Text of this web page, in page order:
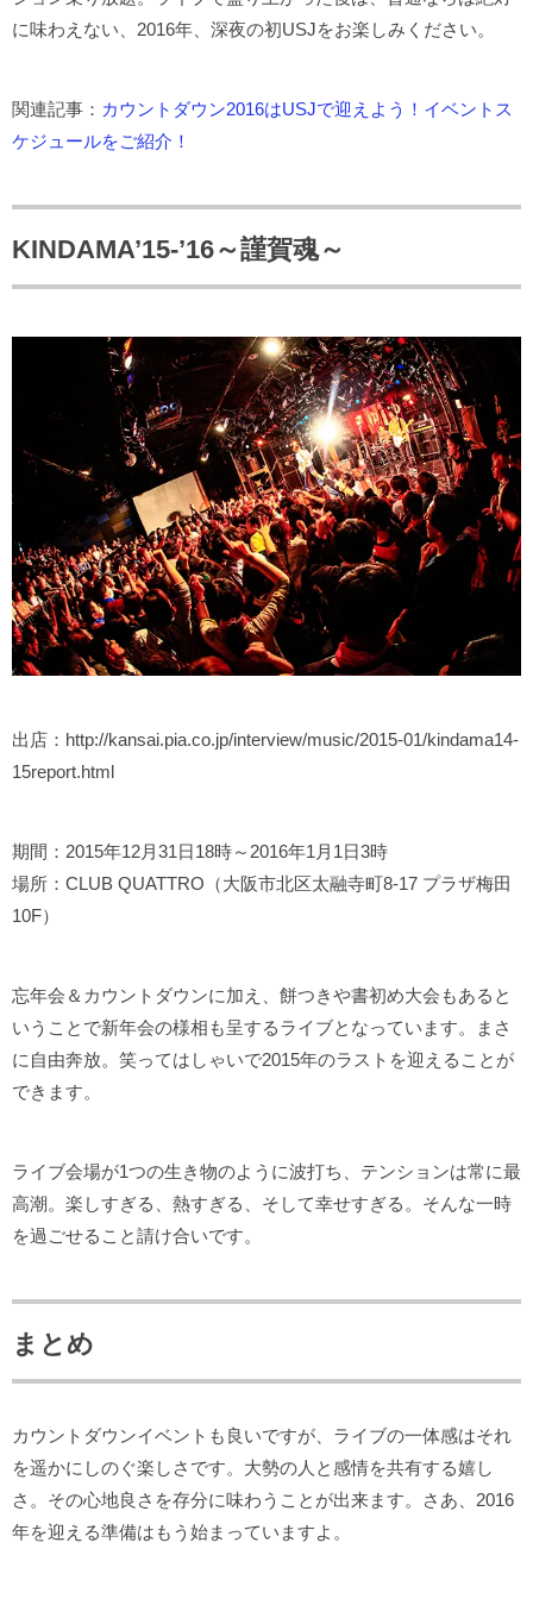
に味わえない、2016年、深夜の初USJをお楽しみください。
関連記事： カウントダウン2016はUSJで迎えよう！イベントス
ケジュールをご紹介！
KINDAMA’15-’16～謹賀魂～
出店：http://kansai.pia.co.jp/interview/music/2015-01/kindama14-
15report.html
期間：2015年12月31日18時～2016年1月1日3時
場所：CLUB QUATTRO（大阪市北区太融寺町8-17 プラザ梅田
10F）
忘年会＆カウントダウンに加え、餅つきや書初め大会もあると
いうことで新年会の様相も呈するライブとなっています。まさ
に自由奔放。笑ってはしゃいで2015年のラストを迎えることが
できます。
ライブ会場が1つの生き物のように波打ち、テンションは常に最
高潮。楽しすぎる、熱すぎる、そして幸せすぎる。そんな一時
を過ごせること請け合いです。
まとめ
カウントダウンイベントも良いですが、ライブの一体感はそれ
を遥かにしのぐ楽しさです。大勢の人と感情を共有する嬉し
さ。その心地良さを存分に味わうことが出来ます。さあ、2016
年を迎える準備はもう始まっていますよ。